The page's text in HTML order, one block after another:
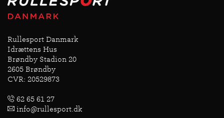
Rullesport Danmark
Idrættens Hus
Brøndby Stadion 20
2605 Brøndby
CVR: 20529873
62 65 61 27
info@rullesport.dk